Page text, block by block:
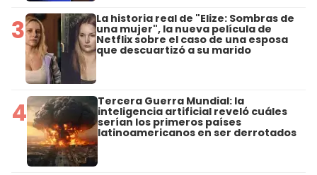
3 La historia real de "Elize: Sombras de
una mujer", la nueva película de
Netflix sobre el caso de una esposa
que descuartizó a su marido
4 Tercera Guerra Mundial: la
inteligencia artificial reveló cuáles
serían los primeros países
latinoamericanos en ser derrotados